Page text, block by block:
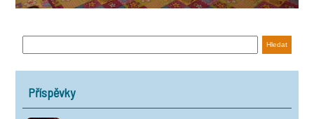
Příspěvky